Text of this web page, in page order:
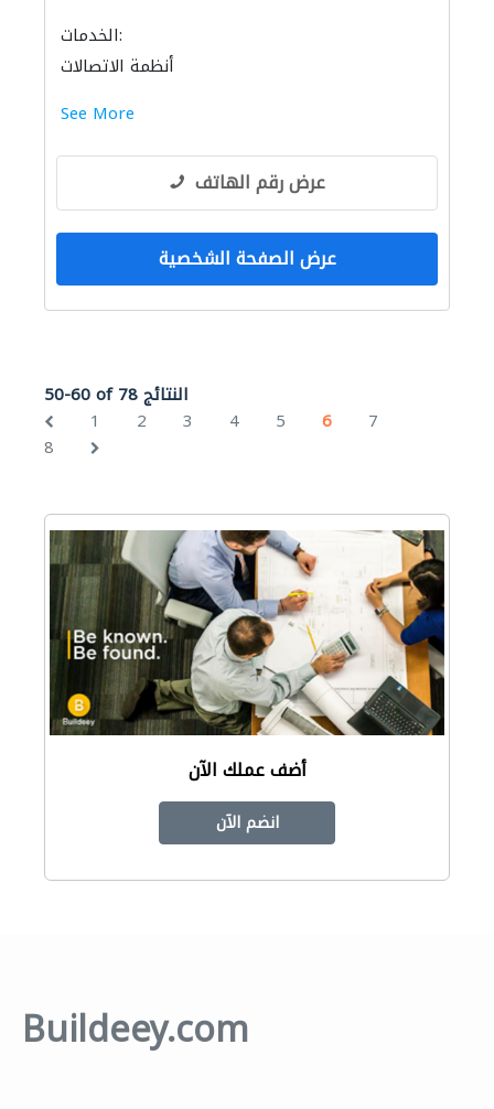
الخدمات:
أنظمة الاتصالات
See More
عرض رقم الهاتف
عرض الصفحة الشخصية
50-60 of 78 النتائج
1
2 3 4 5 6
7
8
أضف عملك الآن
انضم الآن
Buildeey.com